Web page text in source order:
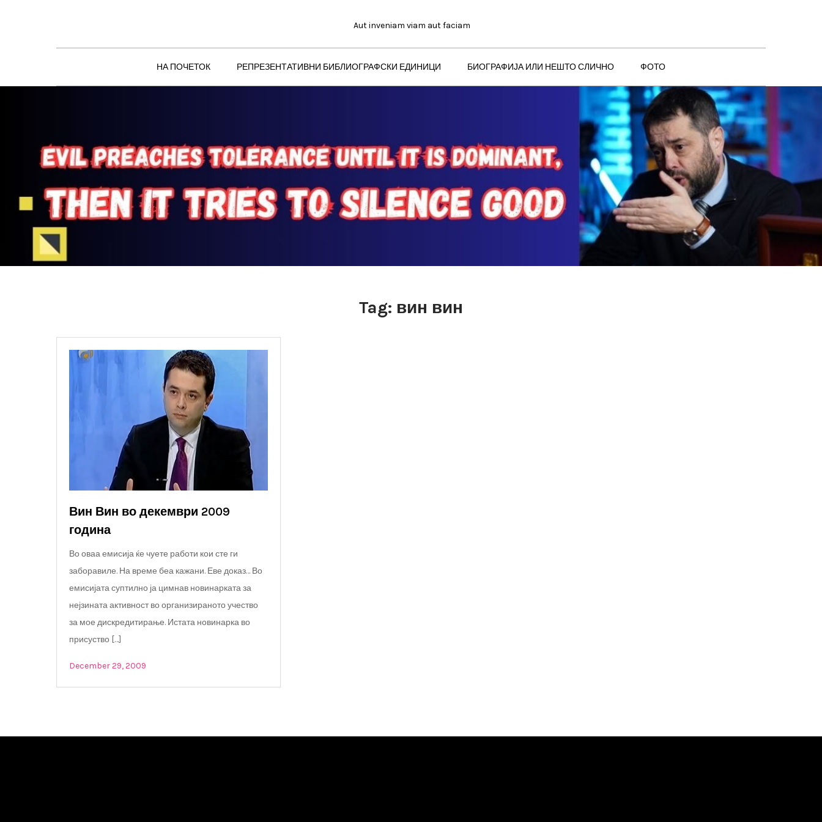
Aut inveniam viam aut faciam
НА ПОЧЕТОК РЕПРЕЗЕНТАТИВНИ БИБЛИОГРАФСКИ ЕДИНИЦИ БИОГРАФИЈА ИЛИ НЕШТО СЛИЧНО ФОТО
Tag: вин вин
Вин Вин во декември 2009
година
Во оваа емисија ќе чуете работи кои сте ги
заборавиле. На време беа кажани. Еве доказ… Во
емисијата суптилно ја цимнав новинарката за
нејзината активност во организираното учество
за мое дискредитирање. Истата новинарка во
присуство […]
December 29, 2009